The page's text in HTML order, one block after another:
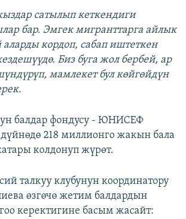
сатылып кеткендиги
бар. Эмгек мигранттарга айлык
кордоп, сабап иштеткен
Биз буга жол бербей, ар
мамлекет бул көйгөйдүн
балдар фондусу - ЮНИСЕФ
218 миллионго жакын бала
колдонуп жүрөт.
талкуу клубунун координатору
өзгөчө жетим балдардын
керектигине басым жасайт: